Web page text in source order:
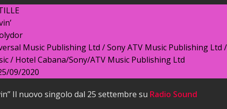
Music Publishing Ltd / Sony ATV Music Publishing Ltd
/ Hotel Cabana/Sony/ATV Music Publishing Ltd
09/2020
Il nuovo singolo dal 25 settembre su Radio Sound